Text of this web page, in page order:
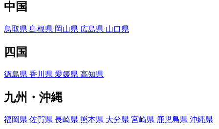
中国
鳥取県 島根県 岡山県 広島県 山口県
四国
徳島県 香川県 愛媛県 高知県
九州・沖縄
福岡県 佐賀県 長崎県 熊本県 大分県 宮崎県 鹿児島県 沖縄県